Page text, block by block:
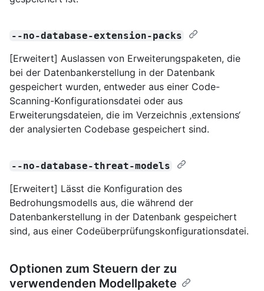
--no-database-extension-packs
[Erweitert] Auslassen von Erweiterungspaketen, die
bei der Datenbankerstellung in der Datenbank
gespeichert wurden, entweder aus einer Code-
Scanning-Konfigurationsdatei oder aus
Erweiterungsdateien, die im Verzeichnis ‚extensions‘
der analysierten Codebase gespeichert sind.
--no-database-threat-models
[Erweitert] Lässt die Konfiguration des
Bedrohungsmodells aus, die während der
Datenbankerstellung in der Datenbank gespeichert
sind, aus einer Codeüberprüfungskonfigurationsdatei.
Optionen zum Steuern der zu
verwendenden Modellpakete